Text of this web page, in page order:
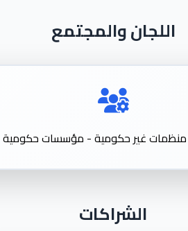
اللجان والمجتمع
منظمات غير حكومية - مؤسسات حكومية
الشراكات